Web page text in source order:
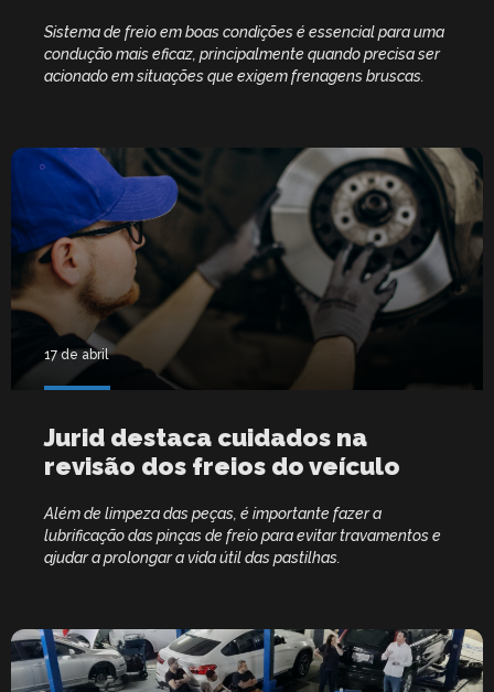
Sistema de freio em boas condições é essencial para uma
condução mais eficaz, principalmente quando precisa ser
acionado em situações que exigem frenagens bruscas.
17 de abril
Jurid destaca cuidados na
revisão dos freios do veículo
Além de limpeza das peças, é importante fazer a
lubrificação das pinças de freio para evitar travamentos e
ajudar a prolongar a vida útil das pastilhas.